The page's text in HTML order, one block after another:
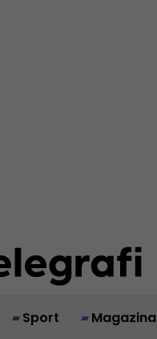
Sport Magazina